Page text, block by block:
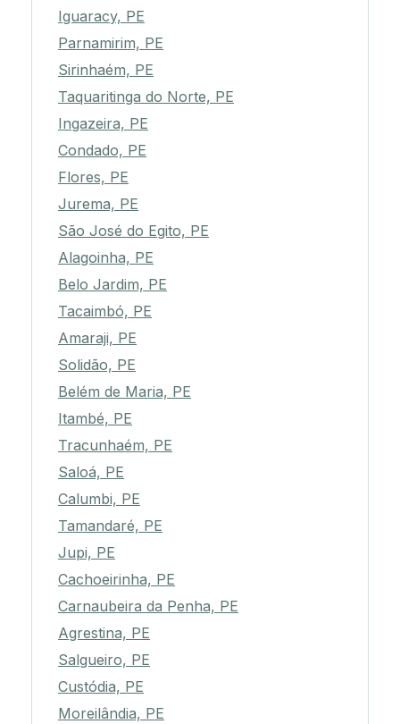
Iguaracy, PE
Parnamirim, PE
Sirinhaém, PE
Taquaritinga do Norte, PE
Ingazeira, PE
Condado, PE
Flores, PE
Jurema, PE
São José do Egito, PE
Alagoinha, PE
Belo Jardim, PE
Tacaimbó, PE
Amaraji, PE
Solidão, PE
Belém de Maria, PE
Itambé, PE
Tracunhaém, PE
Saloá, PE
Calumbi, PE
Tamandaré, PE
Jupi, PE
Cachoeirinha, PE
Carnaubeira da Penha, PE
Agrestina, PE
Salgueiro, PE
Custódia, PE
Moreilândia, PE